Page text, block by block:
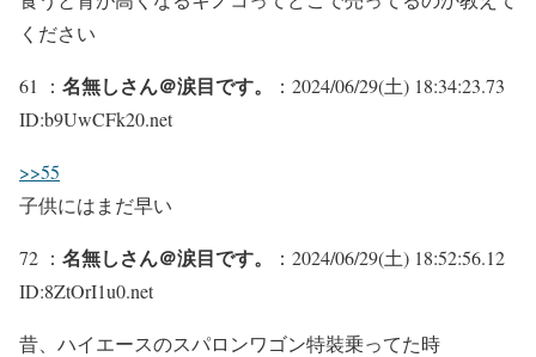
ください
61 ： 名無しさん＠涙目です。
：2024/06/29(土) 18:34:23.73
ID:b9UwCFk20.net
>>55
子供にはまだ早い
72 ： 名無しさん＠涙目です。
：2024/06/29(土) 18:52:56.12
ID:8ZtOrI1u0.net
昔、ハイエースのスパロンワゴン特裝乗ってた時